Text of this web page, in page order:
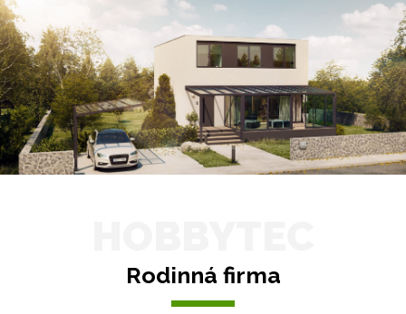
Rodinná firma